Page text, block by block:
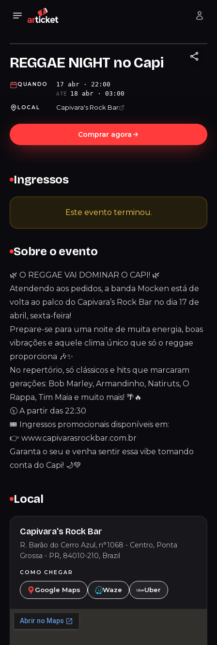
REGGAE NIGHT no Capi
QUANDO 17 abr · 22:00
ATÉ 18 abr · 03:00
LOCAL Capivara's Rock Bar
Comprar agora
Sobre o evento
🌿 O REGGAE VAI DOMINAR O CAPI! 🌿
Atendendo aos pedidos, a banda Mocken está de
volta ao palco do Capivara’s Rock Bar no dia 17 de
abril, sexta-feira!
Prepare-se para uma noite de muita energia, boas
vibrações e aquele clima único que só o reggae
proporciona 🎶✨
No repertório, só clássicos e hits que marcaram
gerações: Bob Marley, Armandinho, Natiruts, O
Rappa, Tim Maia e muito mais! 🌴🔥
🕥 A partir das 22:30
🎟️ Ingressos promocionais disponíveis em:
👉 www.capivarasrockbar.com.br
Garanta o seu e venha sentir essa vibe tomando
conta do Capi! 🌙💚
Local
Capivara's Rock Bar
R. Barão do Cerro Azul, n°1068 - Centro, Ponta
Grossa - PR, 84010-210, Brazil
COMO CHEGAR
Google Maps Waze Uber
Ingressos
Este evento terminou.